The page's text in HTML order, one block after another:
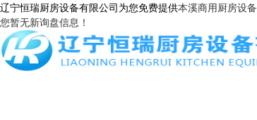
辽宁恒瑞厨房设备有限公司为您免费提供本溪商用厨房设备
您暂无新询盘信息！